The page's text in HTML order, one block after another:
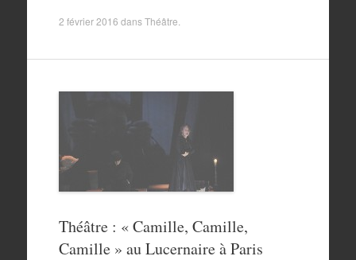
2 février 2016 dansThéâtre
Théâtre : « Camille, Camille,
Camille » au Lucernaire à Paris